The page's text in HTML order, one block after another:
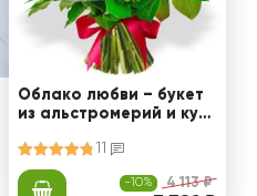
Облако любви – букет
из альстромерий и куст
11
-10% 4 113 ₽